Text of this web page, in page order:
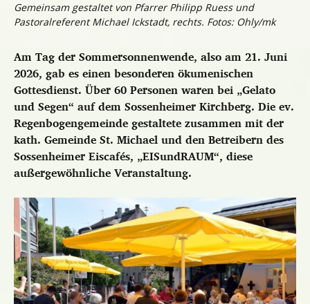
Gemeinsam gestaltet von Pfarrer Philipp Ruess und
Pastoralreferent Michael Ickstadt, rechts. Fotos: Ohly/mk
Am Tag der Sommersonnenwende, also am 21. Juni
2026, gab es einen besonderen ökumenischen
Gottesdienst. Über 60 Personen waren bei „Gelato
und Segen“ auf dem Sossenheimer Kirchberg. Die ev.
Regenbogengemeinde gestaltete zusammen mit der
kath. Gemeinde St. Michael und den Betreibern des
Sossenheimer Eiscafés, „EISundRAUM“, diese
außergewöhnliche Veranstaltung.